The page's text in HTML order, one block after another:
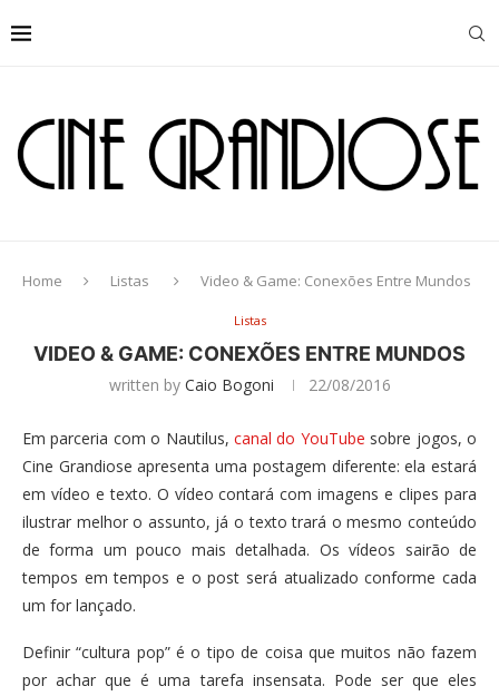
Home Listas Video & Game: Conexões Entre Mundos
Listas
VIDEO & GAME: CONEXÕES ENTRE MUNDOS
written by Caio Bogoni 22/08/2016
Em parceria com o Nautilus, canal do YouTube sobre jogos, o
Cine Grandiose apresenta uma postagem diferente: ela estará
em vídeo e texto. O vídeo contará com imagens e clipes para
ilustrar melhor o assunto, já o texto trará o mesmo conteúdo
de forma um pouco mais detalhada. Os vídeos sairão de
tempos em tempos e o post será atualizado conforme cada
um for lançado.
Definir “cultura pop” é o tipo de coisa que muitos não fazem
por achar que é uma tarefa insensata. Pode ser que eles